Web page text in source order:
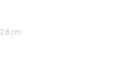
cm